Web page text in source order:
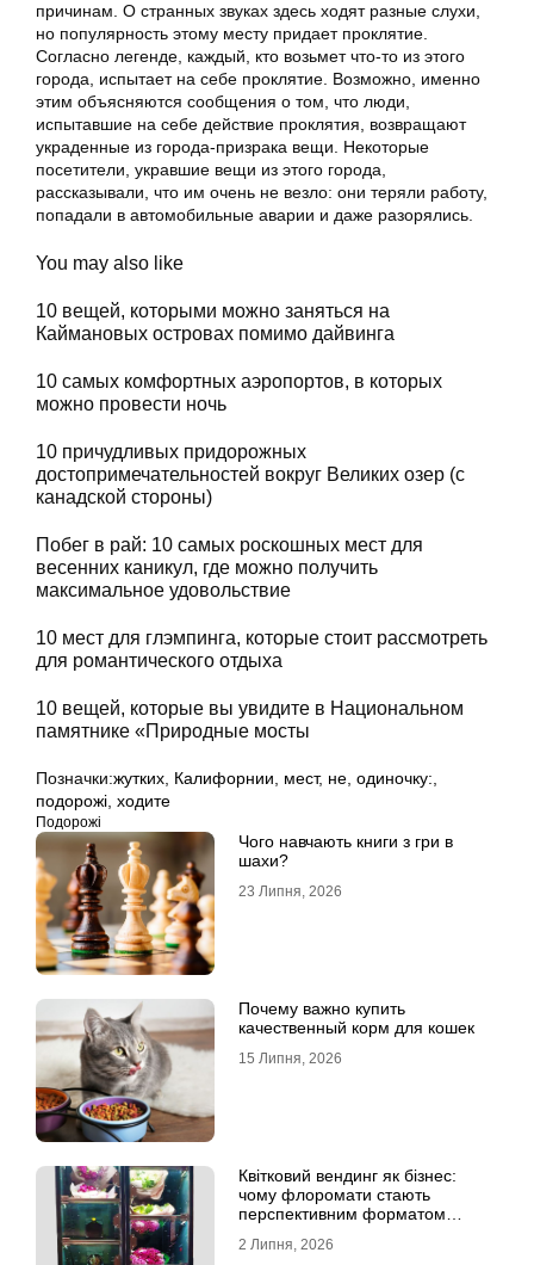
причинам. О странных звуках здесь ходят разные слухи,
но популярность этому месту придает проклятие.
Согласно легенде, каждый, кто возьмет что-то из этого
города, испытает на себе проклятие. Возможно, именно
этим объясняются сообщения о том, что люди,
испытавшие на себе действие проклятия, возвращают
украденные из города-призрака вещи. Некоторые
посетители, укравшие вещи из этого города,
рассказывали, что им очень не везло: они теряли работу,
попадали в автомобильные аварии и даже разорялись.
You may also like
10 вещей, которыми можно заняться на
Каймановых островах помимо дайвинга
10 самых комфортных аэропортов, в которых
можно провести ночь
10 причудливых придорожных
достопримечательностей вокруг Великих озер (с
канадской стороны)
Побег в рай: 10 самых роскошных мест для
весенних каникул, где можно получить
максимальное удовольствие
10 мест для глэмпинга, которые стоит рассмотреть
для романтического отдыха
10 вещей, которые вы увидите в Национальном
памятнике «Природные мосты
Позначки:жутких, Калифорнии, мест, не, одиночку:,
подорожі, ходите
Подорожі
Чого навчають книги з гри в
шахи?
23 Липня, 2026
Почему важно купить
качественный корм для кошек
15 Липня, 2026
Квітковий вендинг як бізнес:
чому флоромати стають
перспективним форматом
2 Липня, 2026